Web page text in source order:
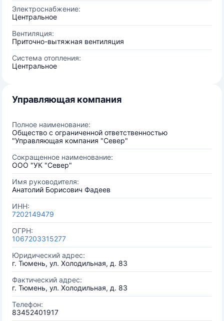
Электроснабжение:
Центральное
Вентиляция:
Приточно-вытяжная вентиляция
Система отопления:
Центральное
Управляющая компания
Полное наименование:
Общество с ограниченной ответственностью
"Управляющая компания "Север"
Сокращенное наименование:
ООО "УК "Север"
Имя руководителя:
Анатолий Борисович Фадеев
ИНН:
7202149479
ОГРН:
1067203315277
Юридический адрес:
г. Тюмень, ул. Холодильная, д. 83
Фактический адрес:
г. Тюмень, ул. Холодильная, д. 83
Телефон:
83452401917